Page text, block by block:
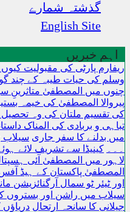
گذشتہ شمارے
English Site
اہم خبریں
ریفارم پارٹی کی مقبولیت
وسلم کی حیات طیبہ کے چند
چنوں میں المصطفیٰ متاثرینِ
پیروالا المصطفیٰ کی خیمہ
کی تقسیم ملتان کی وہ تحصیل
تباہی و بربادی کی المناک
میں بدلنے کا سفر جاری
کینیڈا سے تشریف لائے
لاہور میں المصطفیٰ آئی
المصطفیٰ پاکستان کے ہیڈ
سیلاب میں راشن اور بستروں
جیلانی کا سانحہ ارتحال دریاؤں